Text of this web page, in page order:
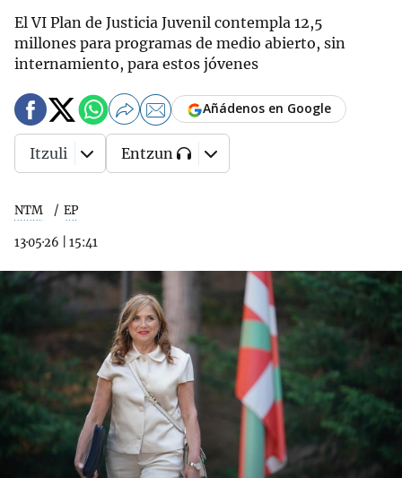
El VI Plan de Justicia Juvenil contempla 12,5
millones para programas de medio abierto, sin
internamiento, para estos jóvenes
NTM EP
13·05·26 15:41
Añádenos en Google
Itzuli Entzun